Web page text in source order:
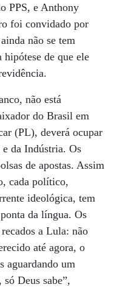
PPS, e Anthony
foi convidado por
não se tem
de que ele
não está
do Brasil em
(PL), deverá ocupar
da Indústria. Os
de apostas. Assim
cada político,
ideológica, tem
da língua. Os
a Lula: não
até agora, o
aguardando um
Deus sabe”,